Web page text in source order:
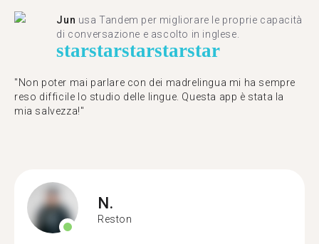
Jun usa Tandem per migliorare le proprie capacità
di conversazione e ascolto in inglese.
starstarstarstarstar
"Non poter mai parlare con dei madrelingua mi ha sempre
reso difficile lo studio delle lingue. Questa app è stata la
mia salvezza!"
N.
Reston